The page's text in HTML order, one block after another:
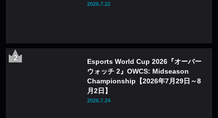
2026.7.22
Esports World Cup 2026『オーバー
ウォッチ 2』OWCS: Midseason
Championship【2026年7月29日～8
月2日】
2026.7.24